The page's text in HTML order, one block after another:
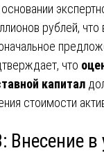
рублей, что
что
капитал
стоимости
в